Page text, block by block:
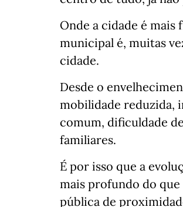
Onde a cidade é mais
municipal é, muitas
cidade.
Desde o
mobilidade reduzida,
comum, dificuldade
familiares.
É por isso que a
mais profundo do que
pública de